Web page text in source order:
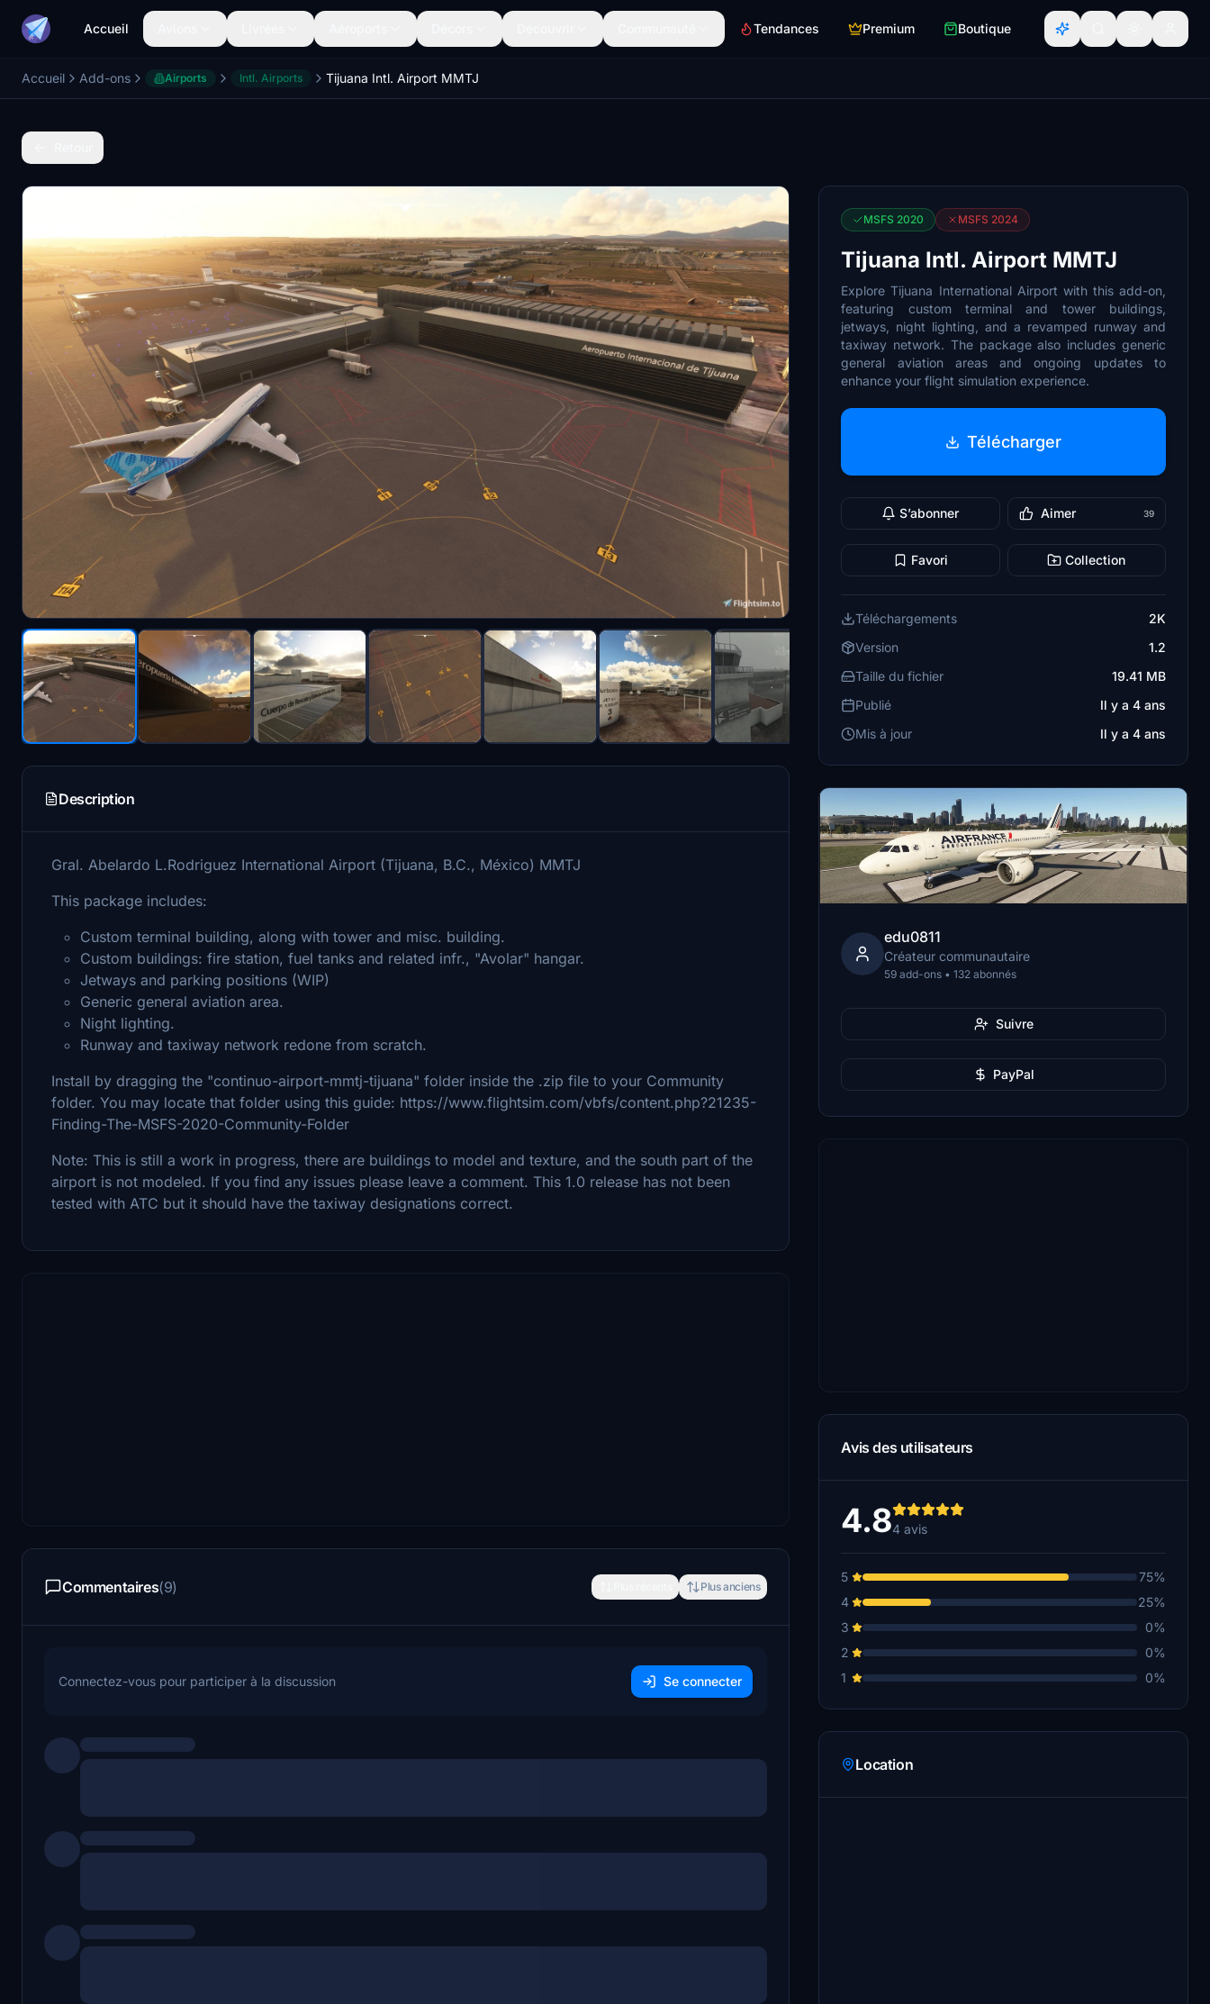
Accueil Tendances Premium Boutique
Accueil Add-ons Airports Intl. Airports Tijuana Intl. Airport MMTJ
Description
Gral. Abelardo L.Rodriguez International Airport (Tijuana, B.C., México) MMTJ
This package includes:
Custom terminal building, along with tower and misc. building.
Custom buildings: fire station, fuel tanks and related infr., "Avolar" hangar.
Jetways and parking positions (WIP)
Generic general aviation area.
Night lighting.
Runway and taxiway network redone from scratch.
Install by dragging the "continuo-airport-mmtj-tijuana" folder inside the .zip file to your Community
folder. You may locate that folder using this guide: https://www.flightsim.com/vbfs/content.php?21235-
Finding-The-MSFS-2020-Community-Folder
Note: This is still a work in progress, there are buildings to model and texture, and the south part of the
airport is not modeled. If you find any issues please leave a comment. This 1.0 release has not been
tested with ATC but it should have the taxiway designations correct.
Commentaires(9) Plus anciens
Connectez-vous pour participer à la discussion Se connecter
MSFS 2020 MSFS 2024
Tijuana Intl. Airport MMTJ
Explore Tijuana International Airport with this add-on,
featuring custom terminal and tower buildings,
jetways, night lighting, and a revamped runway and
taxiway network. The package also includes generic
general aviation areas and ongoing updates to
enhance your flight simulation experience.
Télécharger
S’abonner Aimer 39
Favori Collection
Téléchargements
2K
Version
1.2
Taille du fichier
19.41 MB
Publié
Il y a 4 ans
Mis à jour
Il y a 4 ans
edu0811
Créateur communautaire
59 add-ons • 132 abonnés
Suivre
PayPal
Avis des utilisateurs
4.84 avis
5
75%
4
25%
3
0%
2
0%
1
0%
Location